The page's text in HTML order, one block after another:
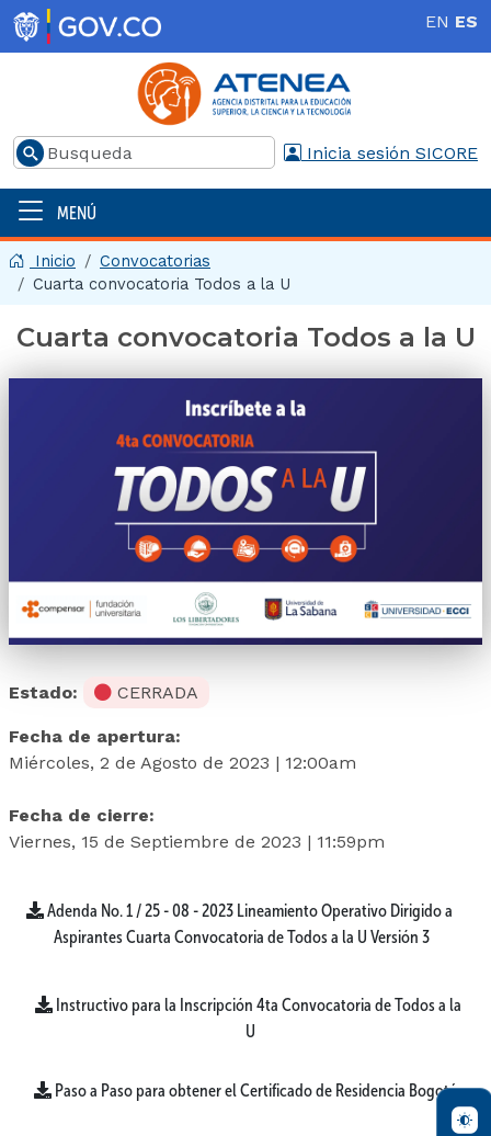
Pasar al contenido principal EN ES
Buscar Inicia sesión SICORE
Menú principal | 2025
MENÚ
Inicio
Convocatorias
Cuarta convocatoria Todos a la U
Cuarta convocatoria Todos a la U
Estado: CERRADA
Fecha de apertura:
Miércoles, 2 de Agosto de 2023 | 12:00am
Fecha de cierre:
Viernes, 15 de Septiembre de 2023 | 11:59pm
Adenda No. 1 / 25 - 08 - 2023 Lineamiento Operativo Dirigido a
Aspirantes Cuarta Convocatoria de Todos a la U Versión 3
Instructivo para la Inscripción 4ta Convocatoria de Todos a la
U
Paso a Paso para obtener el Certificado de Residencia Bogotá